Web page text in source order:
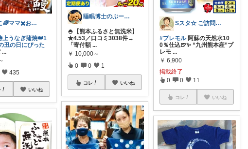
ぴこ🌈ママ✖️お洒落✖️お得
上うなぎ蒲焼👑1
丑の日にぴった
...
435
いいね
睡眠博士のぷーぷーぷーさん
🍚【熊本ふるさと無洗米】
★4.53／口コミ3038件→
「寄付額 ...
￥ 10,000～
0 0 1
コレ いいね
Sスタ☆ ご訪問に感謝🌻🏖️
#プレモル阿蘇の天然水10
0％仕込🍺✨ “九州熊本産”プ
レモ ...
￥ 6,900
掲載終了
0 0 11
コレ いいね